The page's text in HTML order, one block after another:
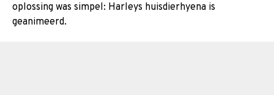
oplossing was simpel: Harleys huisdierhyena is
geanimeerd.